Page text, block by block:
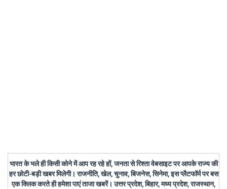
भारत के भले ही किसी कोने में आप रह रहे हों, जनता से रिश्ता वेबसाइट पर आपके राज्य की
हर छोटी-बड़ी खबर मिलेगी। राजनीति, खेल, चुनाव, बिजनेस, सिनेमा, इस प्लैटफॉर्म पर बस
एक क्लिक करते ही हमेशा पाएं ताजा खबरें। उत्तर प्रदेश, बिहार, मध्य प्रदेश, राजस्थान,